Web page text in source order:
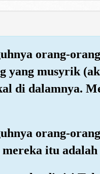
orang-
yang musyrik
di dalamnya.
orang-
mereka itu